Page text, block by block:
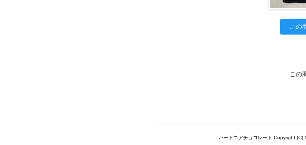
この
この
ハードコアチョコレート Copyright (C)